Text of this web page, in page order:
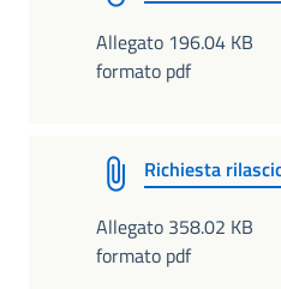
Allegato 196.04 KB
formato pdf
Richiesta
Allegato 358.02 KB
formato pdf